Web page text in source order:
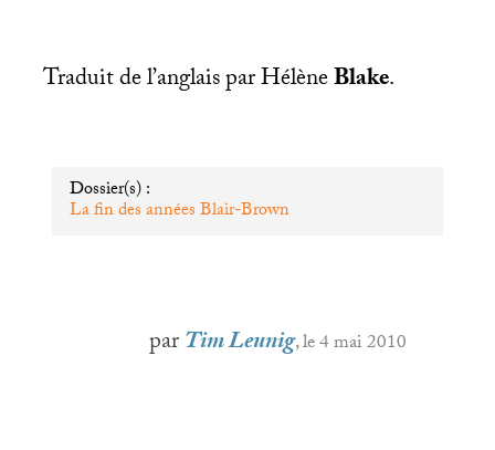
Traduit de l’anglais par HélèneBlake.
Dossier(s) :
La fin des années Blair-Brown
parTim Leunig, le 4 mai 2010